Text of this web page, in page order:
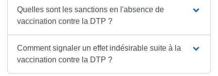
Quelles sont les sanctions en l'absence de
vaccination contre la DTP ?
Comment signaler un effet indésirable suite à la
vaccination contre la DTP ?